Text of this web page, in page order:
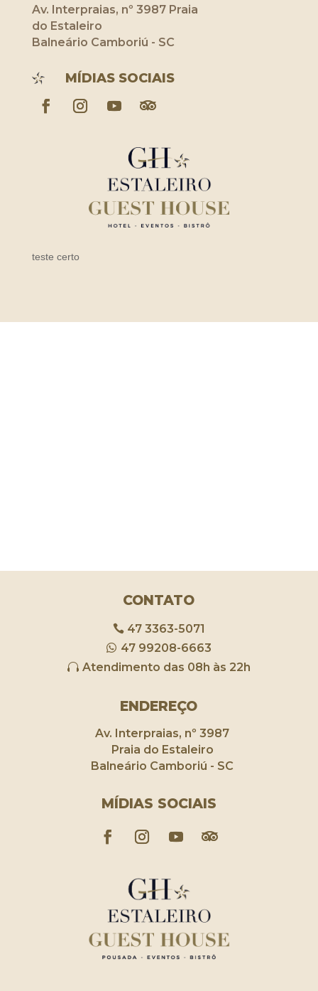
Av. Interpraias, nº 3987 Praia
do Estaleiro
Balneário Camboriú - SC
MÍDIAS SOCIAIS
teste certo
CONTATO
47 3363-5071
47 99208-6663
Atendimento das 08h às 22h
ENDEREÇO
Av. Interpraias, nº 3987
Praia do Estaleiro
Balneário Camboriú - SC
MÍDIAS SOCIAIS